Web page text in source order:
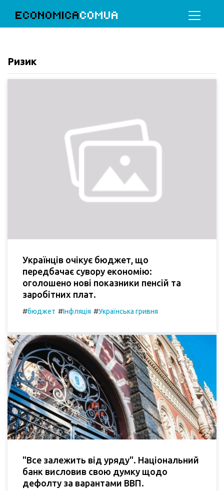
ECONOMICACOMUA
Ризик
Українців очікує бюджет, що
передбачає сувору економію:
оголошено нові показники пенсій та
заробітних плат.
#бюджет #Інфляція #Українська гривня
"Все залежить від уряду". Національний
банк висловив свою думку щодо
дефолту за варантами ВВП.